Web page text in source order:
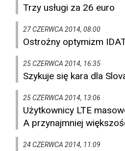
Trzy usługi za 26 euro
27 CZERWCA 2014, 08:00
Ostrożny optymizm
25 CZERWCA 2014, 16:35
Szykuje się kara dla
25 CZERWCA 2014, 13:06
Użytkownicy LTE
A przynajmniej
24 CZERWCA 2014, 11:09